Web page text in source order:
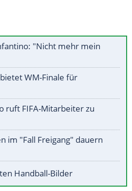
"Nicht mehr mein
WM-Finale für
ruft FIFA-Mitarbeiter zu
im "Fall Freigang" dauern
Handball-Bilder